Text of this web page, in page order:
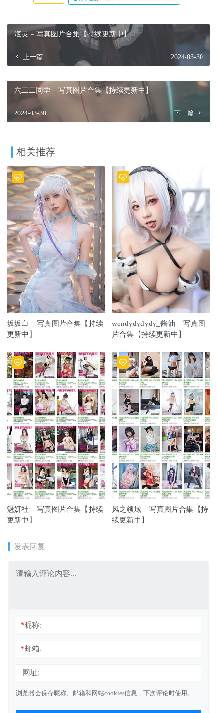
姬灵 – 写真图片合集【持续更新中】
上一篇 2024-03-30
六二二同学 – 写真图片合集【持续更新中】
2024-03-30 下一篇
相关推荐
坂坂白 – 写真图片合集【持续
更新中】
wendydydydy_酱油 – 写真图
片合集【持续更新中】
魅妍社 – 写真图片合集【持续
更新中】
风之领域 – 写真图片合集【持
续更新中】
发表回复
*昵称:
*邮箱:
网址:
浏览器会保存昵称、邮箱和网站cookies信息，下次评论时使用。